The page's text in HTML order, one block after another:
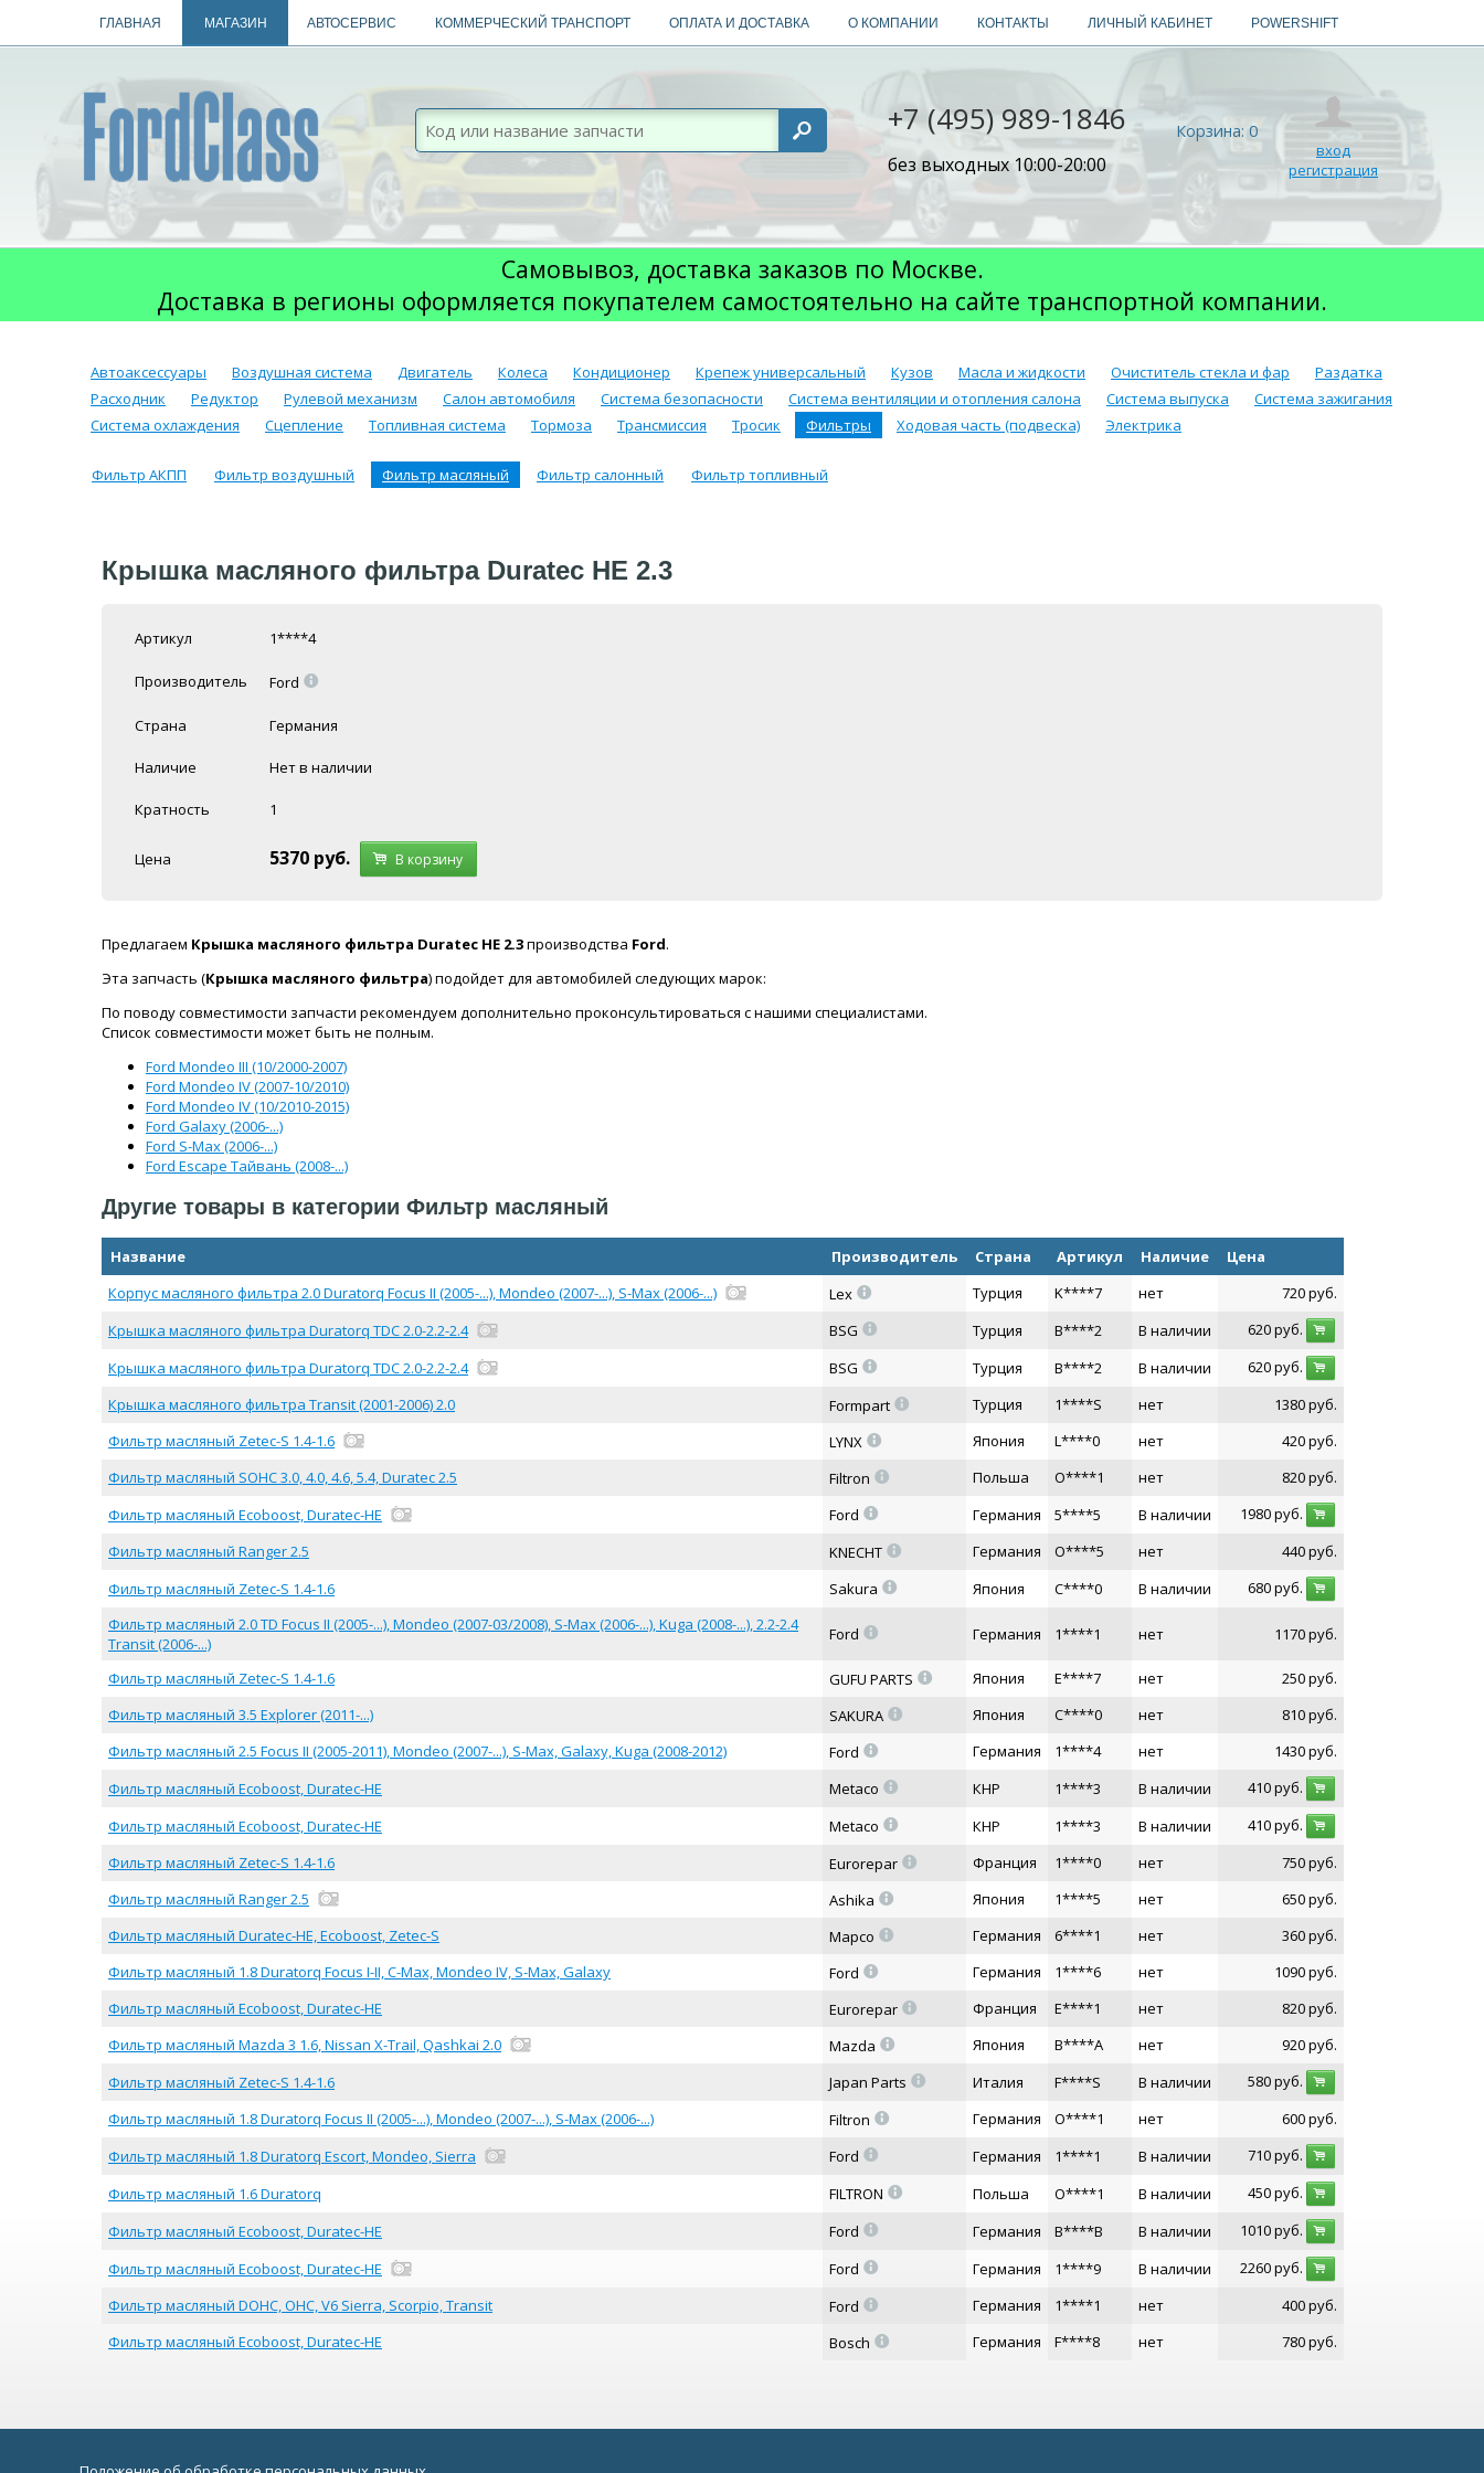
ГЛАВНАЯ МАГАЗИН АВТОСЕРВИС КОММЕРЧЕСКИЙ ТРАНСПОРТ ОПЛАТА И ДОСТАВКА О КОМПАНИИ КОНТАКТЫ ЛИЧНЫЙ КАБИНЕТ POWERSHIFT
+7 (495) 989-1846
без выходных 10:00-20:00
вход
регистрация
Корзина: 0
Самовывоз, доставка заказов по Москве.
Доставка в регионы оформляется покупателем самостоятельно на сайте транспортной компании.
Автоаксессуары Воздушная система Двигатель Колеса Кондиционер Крепеж универсальный Кузов Масла и жидкости Очиститель стекла и фар
Раздатка
Расходник
Редуктор Рулевой механизм Салон автомобиля Система безопасности Система вентиляции и отопления салона Система выпуска
Система зажигания
Система охлаждения
Сцепление Топливная система Тормоза Трансмиссия Тросик Фильтры Ходовая часть (подвеска) Электрика
Фильтр АКПП Фильтр воздушный Фильтр масляный Фильтр салонный Фильтр топливный
Крышка масляного фильтра Duratec HE 2.3
Артикул 1****4
Производитель Ford =
Страна Германия
Наличие Нет в наличии
Кратность 1
Цена 5370 руб. В корзину
Предлагаем Крышка масляного фильтра Duratec HE 2.3производства Ford.
Эта запчасть (Крышка масляного фильтра) подойдет для автомобилей следующих марок:
По поводу совместимости запчасти рекомендуем дополнительно проконсультироваться с нашими специалистами.
Список совместимости может быть не полным.
Ford Mondeo III (10/2000-2007)
Ford Mondeo IV (2007-10/2010)
Ford Mondeo IV (10/2010-2015)
Ford Galaxy (2006-...)
Ford S-Max (2006-...)
Ford Escape Тайвань (2008-...)
Другие товары в категории Фильтр масляный
Название Производитель Страна Артикул Наличие
Цена
Корпус масляного фильтра 2.0 Duratorq Focus II (2005-...), Mondeo (2007-...), S-Max (2006-...)
Lex = Турция K****7 нет 720руб.
Крышка масляного фильтра Duratorq TDC 2.0-2.2-2.4
BSG = Турция B****2 В наличии 620руб.
Крышка масляного фильтра Duratorq TDC 2.0-2.2-2.4
BSG = Турция B****2 В наличии 620руб.
Крышка масляного фильтра Transit (2001-2006) 2.0
Formpart = Турция 1****S нет 1380руб.
Фильтр масляный Zetec-S 1.4-1.6
LYNX = Япония L****0 нет 420руб.
Фильтр масляный SOHC 3.0, 4.0, 4.6, 5.4, Duratec 2.5
Filtron = Польша O****1 нет 820руб.
Фильтр масляный Ecoboost, Duratec-HE
Ford = Германия 5****5 В наличии 1980руб.
Фильтр масляный Ranger 2.5
KNECHT = Германия O****5 нет 440руб.
Фильтр масляный Zetec-S 1.4-1.6
Sakura = Япония C****0 В наличии 680руб.
Фильтр масляный 2.0 TD Focus II (2005-...), Mondeo (2007-03/2008), S-Max (2006-...), Kuga (2008-...), 2.2-2.4
Transit (2006-...)
Ford = Германия 1****1 нет 1170руб.
Фильтр масляный Zetec-S 1.4-1.6 GUFU PARTS = Япония E****7 нет 250руб.
Фильтр масляный 3.5 Explorer (2011-...)
SAKURA = Япония C****0 нет 810руб.
Фильтр масляный 2.5 Focus II (2005-2011), Mondeo (2007-...), S-Max, Galaxy, Kuga (2008-2012)
Ford = Германия 1****4 нет 1430руб.
Фильтр масляный Ecoboost, Duratec-HE
Metaco = КНР 1****3 В наличии 410руб.
Фильтр масляный Ecoboost, Duratec-HE
Metaco = КНР 1****3 В наличии 410руб.
Фильтр масляный Zetec-S 1.4-1.6
Eurorepar = Франция 1****0 нет 750руб.
Фильтр масляный Ranger 2.5
Ashika = Япония 1****5 нет 650руб.
Фильтр масляный Duratec-HE, Ecoboost, Zetec-S
Mapco = Германия 6****1 нет 360руб.
Фильтр масляный 1.8 Duratorq Focus I-II, C-Max, Mondeo IV, S-Max, Galaxy
Ford = Германия 1****6 нет 1090руб.
Фильтр масляный Ecoboost, Duratec-HE
Eurorepar = Франция E****1 нет 820руб.
Фильтр масляный Mazda 3 1.6, Nissan X-Trail, Qashkai 2.0
Mazda = Япония B****A нет 920руб.
Фильтр масляный Zetec-S 1.4-1.6
Japan Parts = Италия F****S В наличии 580руб.
Фильтр масляный 1.8 Duratorq Focus II (2005-...), Mondeo (2007-...), S-Max (2006-...)
Filtron = Германия O****1 нет 600руб.
Фильтр масляный 1.8 Duratorq Escort, Mondeo, Sierra
Ford = Германия 1****1 В наличии 710руб.
Фильтр масляный 1.6 Duratorq
FILTRON = Польша O****1 В наличии 450руб.
Фильтр масляный Ecoboost, Duratec-HE
Ford = Германия B****B В наличии 1010руб.
Фильтр масляный Ecoboost, Duratec-HE
Ford = Германия 1****9 В наличии 2260руб.
Фильтр масляный DOHC, OHC, V6 Sierra, Scorpio, Transit
Ford = Германия 1****1 нет 400руб.
Фильтр масляный Ecoboost, Duratec-HE
Bosch = Германия F****8 нет 780руб.